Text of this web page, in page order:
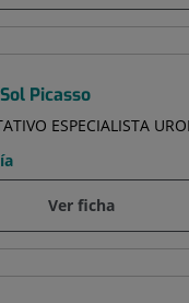
Picasso
ESPECIALISTA
Ver ficha